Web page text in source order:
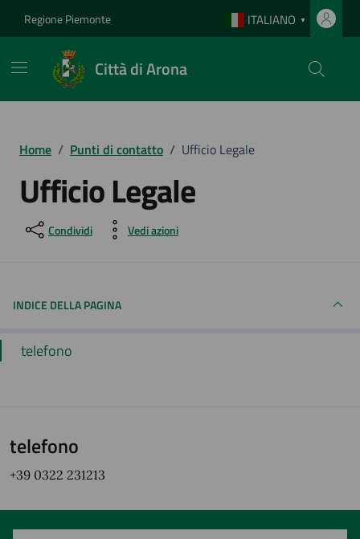
Regione Piemonte ITALIANO ▼
Città di Arona
Home / Punti di contatto / Ufficio Legale
Ufficio Legale
Condividi Vedi azioni
INDICE DELLA PAGINA
telefono
telefono
+39 0322 231213